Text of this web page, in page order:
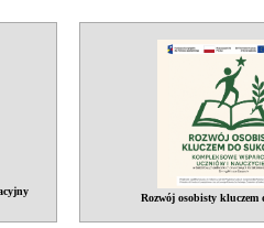
Rozwój osobisty kluczem